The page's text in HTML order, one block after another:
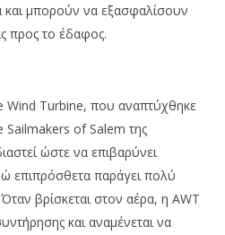
μπορούν να εξασφαλίσουν
προς το έδαφος.
Wind Turbine, που αναπτύχθηκε
Sailmakers of Salem της
ώστε να επιβαρύνει
επιπρόσθετα παράγει πολύ
βρίσκεται στον αέρα, η AWT
και αναμένεται να